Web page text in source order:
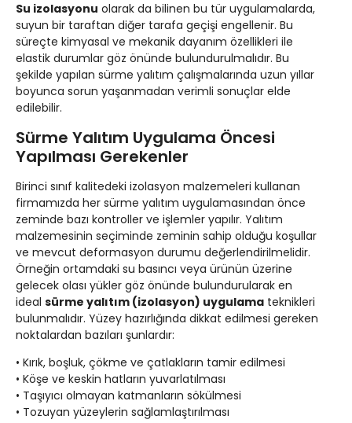
Su izolasyonu olarak da bilinen bu tür uygulamalarda,
suyun bir taraftan diğer tarafa geçişi engellenir. Bu
süreçte kimyasal ve mekanik dayanım özellikleri ile
elastik durumlar göz önünde bulundurulmalıdır. Bu
şekilde yapılan sürme yalıtım çalışmalarında uzun yıllar
boyunca sorun yaşanmadan verimli sonuçlar elde
edilebilir.
Sürme Yalıtım Uygulama Öncesi
Yapılması Gerekenler
Birinci sınıf kalitedeki izolasyon malzemeleri kullanan
firmamızda her sürme yalıtım uygulamasından önce
zeminde bazı kontroller ve işlemler yapılır. Yalıtım
malzemesinin seçiminde zeminin sahip olduğu koşullar
ve mevcut deformasyon durumu değerlendirilmelidir.
Örneğin ortamdaki su basıncı veya ürünün üzerine
gelecek olası yükler göz önünde bulundurularak en
ideal sürme yalıtım (izolasyon) uygulama teknikleri
bulunmalıdır. Yüzey hazırlığında dikkat edilmesi gereken
noktalardan bazıları şunlardır:
• Kırık, boşluk, çökme ve çatlakların tamir edilmesi
• Köşe ve keskin hatların yuvarlatılması
• Taşıyıcı olmayan katmanların sökülmesi
• Tozuyan yüzeylerin sağlamlaştırılması